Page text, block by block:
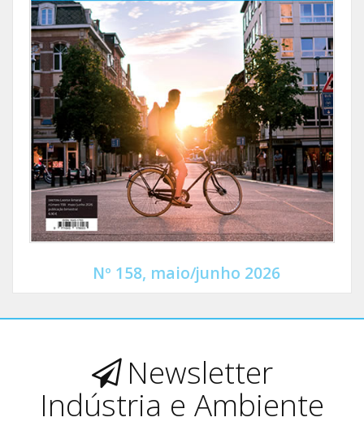
Nº 158, maio/junho 2026
Newsletter
Indústria e Ambiente